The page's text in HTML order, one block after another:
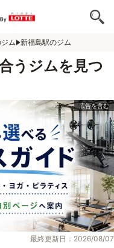
ム 新福島駅のジム
うジムを見つ
最終更新日：2026/08/07